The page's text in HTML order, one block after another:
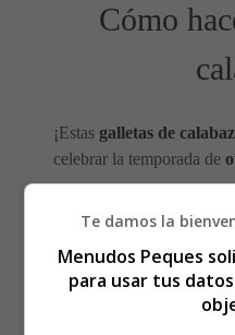
Cómo
¡Estas galletas de
celebrar la temporada de
¿Buscando
galletas de
Los
Te damos la
Menudos Peques
para usar tus